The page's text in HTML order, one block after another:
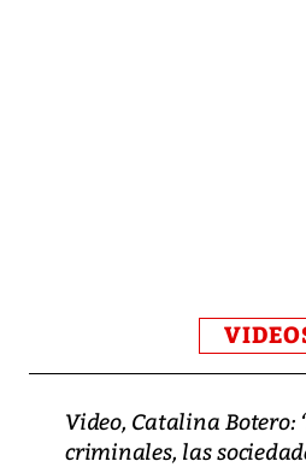
Video, Catalina Botero:
criminales, las